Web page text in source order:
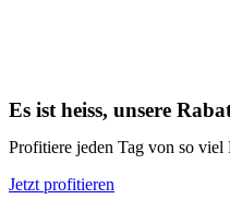
Es ist heiss, unsere
Profitiere jeden Tag von so viel
Jetzt profitieren